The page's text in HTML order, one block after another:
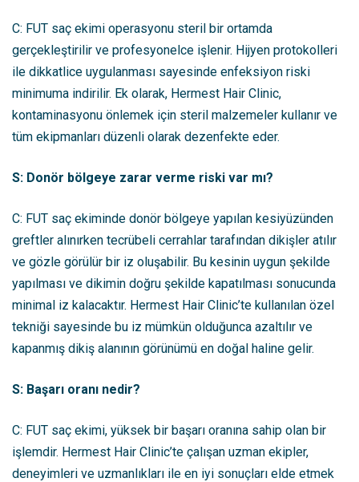
C: FUT saç ekimi operasyonu steril bir ortamda
gerçekleştirilir ve profesyonelce işlenir. Hijyen protokolleri
ile dikkatlice uygulanması sayesinde enfeksiyon riski
minimuma indirilir. Ek olarak, Hermest Hair Clinic,
kontaminasyonu önlemek için steril malzemeler kullanır ve
tüm ekipmanları düzenli olarak dezenfekte eder.
S: Donör bölgeye zarar verme riski var mı?
C: FUT saç ekiminde donör bölgeye yapılan kesiyüzünden
greftler alınırken tecrübeli cerrahlar tarafından dikişler atılır
ve gözle görülür bir iz oluşabilir. Bu kesinin uygun şekilde
yapılması ve dikimin doğru şekilde kapatılması sonucunda
minimal iz kalacaktır. Hermest Hair Clinic’te kullanılan özel
tekniği sayesinde bu iz mümkün olduğunca azaltılır ve
kapanmış dikiş alanının görünümü en doğal haline gelir.
S: Başarı oranı nedir?
C: FUT saç ekimi, yüksek bir başarı oranına sahip olan bir
işlemdir. Hermest Hair Clinic’te çalışan uzman ekipler,
deneyimleri ve uzmanlıkları ile en iyi sonuçları elde etmek